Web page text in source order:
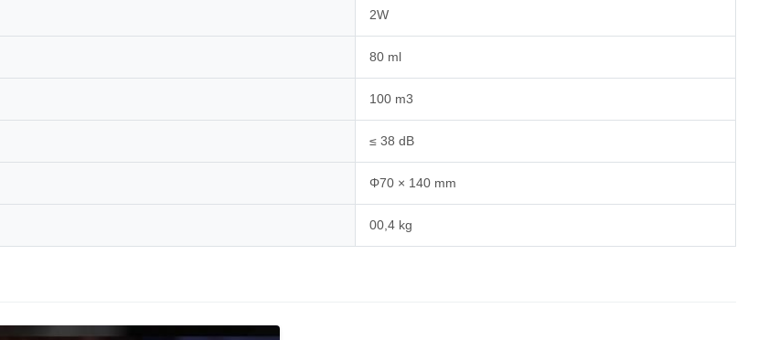
2W
80 ml
100 m3
≤ 38 dB
Φ70 × 140 mm
00,4 kg